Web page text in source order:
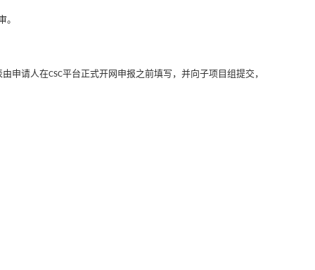
。
由申请人在CSC平台正式开网申报之前填写，并向子项目组提交，